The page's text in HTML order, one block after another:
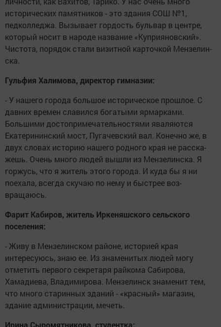
исторических памятников - это здания СОШ №1,
педколледжа. Вызывает гордость буль­вар в центре,
который носит в народе название «Куприяновский».
Чисто­та, порядок стали визит­ной карточкой Мензелин­
ска.
Гульфия Халимова, ди­ректор гимназии:
- У нашего города боль­шое историческое про­шлое. С
давних времен славился богатыми яр­марками.
Большими до­стопримечательностями яваляются
Екатеринин­ский мост, Пугачевский вал. Конечно же, в
двух словах историю нашего родного края не расска­
жешь. Очень много людей вышли из Мензелинска. Я
горжусь, что я житель это­го города. И куда бы я ни
поехала, всегда скучаю по нему и быстрее воз­
вращаюсь.
Фарит Кабиров, житель Иркеняшского сельско­го
поселения:
- Живу в Мензелинском районе, историей края
интересуюсь, знаю ее. Из знаменитых людей могу
отметить первого секре­таря райкома Сабирова,
Хамадиева, Владимиро­ва. Мензелинск знаменит тем,
что много старинных зданий - «красный» мага­зин,
здание администра­ции, мечеть.